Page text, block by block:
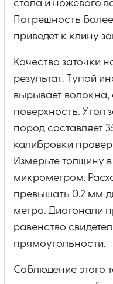
стола и ножевого
Погрешность
приведёт к клину
Качество заточки
результат. Тупой
вырывает волокна,
поверхность. Угол
пород составляет
калибровки
Измерьте толщину
микрометром.
превышать 0.2 мм
метра. Диагонали
равенство
прямоугольности.
Соблюдение этого